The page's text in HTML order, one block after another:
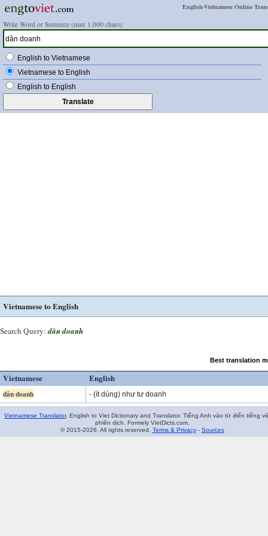
English-Vietnamese Online
Write Word or Sentence (max 1,000 chars):
English to Vietnamese
Vietnamese to English
English to English
Vietnamese to English
Search Query: dân doanh
Best translation
Vietnamese English
dân doanh - (ít dùng) như tư doanh
Vietnamese Translator. English to Viet Dictionary and Translator. Tiếng Anh vào từ điển tiếng
phiên dịch. Formely VietDicts.com.
© 2015-2026. All rights reserved. Terms & Privacy- Sources